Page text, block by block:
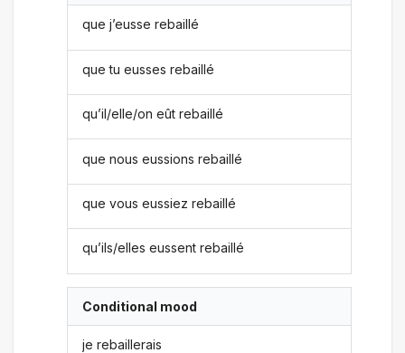
que j’eusse rebaillé
que tu eusses rebaillé
qu’il/elle/on eût rebaillé
que nous eussions rebaillé
que vous eussiez rebaillé
qu’ils/elles eussent rebaillé
Conditional mood
je rebaillerais